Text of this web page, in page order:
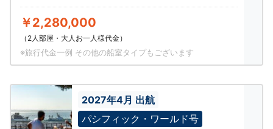
￥2,280,000
（2人部屋・大人お一人様代金）
※旅行代金一例 その他の船室タイプもございます
2027年4月 出航
パシフィック・ワールド号